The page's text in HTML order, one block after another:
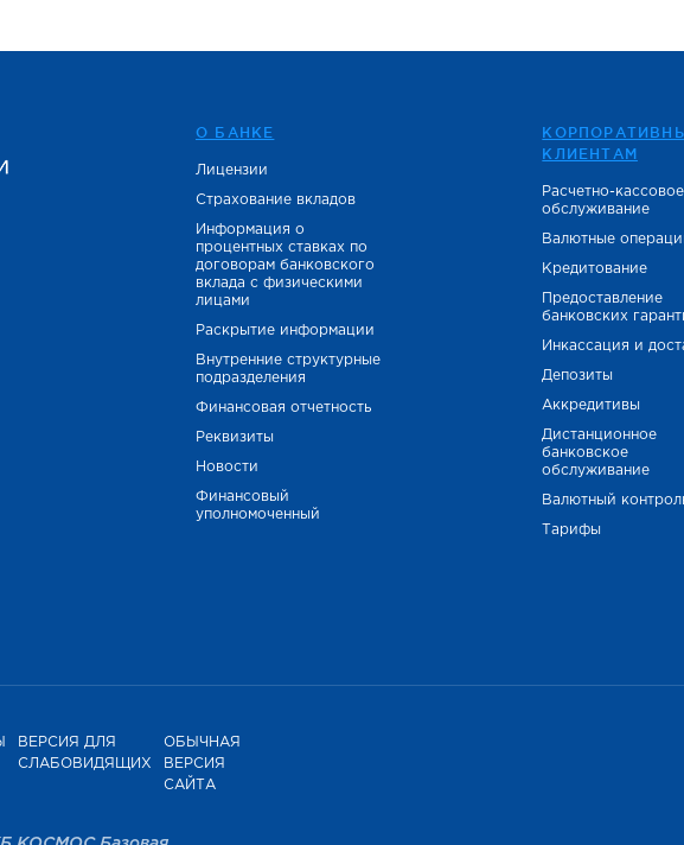
О БАНКЕ
Лицензии
Страхование вкладов
Информация о
процентных ставках по
договорам банковского
вклада с физическими
лицами
Раскрытие информации
Внутренние структурные
подразделения
Финансовая отчетность
Реквизиты
Новости
Финансовый
уполномоченный
КЛИЕНТАМ
Расчетно-кассовое
обслуживание
Валютные
Кредитование
Предоставление
банковских
Инкассация и
Депозиты
Аккредитивы
Дистанционное
банковское
обслуживание
Валютный
Тарифы
ВЕРСИЯ ДЛЯ
СЛАБОВИДЯЩИХ
ОБЫЧНАЯ
ВЕРСИЯ
САЙТА